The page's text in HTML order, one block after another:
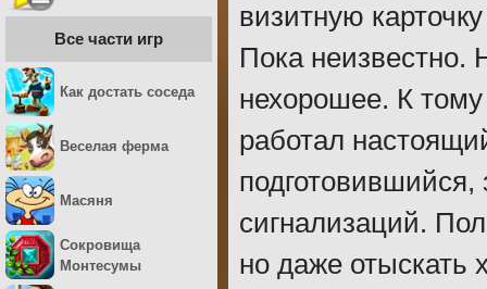
визитную
Пока неизвестно.
нехорошее. К тому
работал
сигнализаций.
но даже отыскать
Все части игр
Как достать соседа
Веселая ферма
Масяня
Сокровища
Монтесумы